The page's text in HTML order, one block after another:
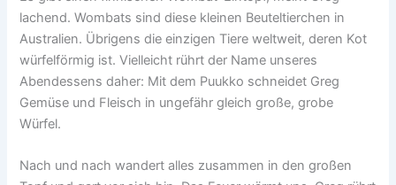
lachend. Wombats sind diese kleinen Beuteltierchen in
Australien. Übrigens die einzigen Tiere weltweit, deren Kot
würfelförmig ist. Vielleicht rührt der Name unseres
Abendessens daher: Mit dem Puukko schneidet Greg
Gemüse und Fleisch in ungefähr gleich große, grobe
Würfel.
Nach und nach wandert alles zusammen in den großen